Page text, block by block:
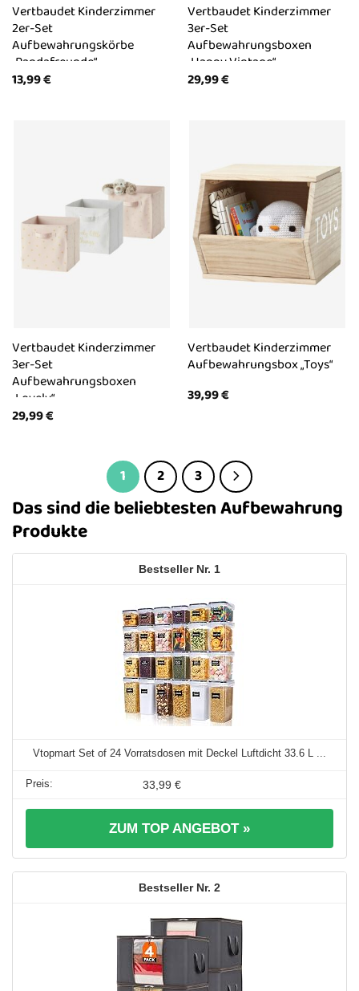
Vertbaudet Kinderzimmer
2er-Set
Aufbewahrungskörbe
„Pandafreunde“
13,99€
Vertbaudet Kinderzimmer
3er-Set
Aufbewahrungsboxen
„Happy Vintage“
29,99€
Vertbaudet Kinderzimmer
3er-Set
Aufbewahrungsboxen
„Lovely“
29,99€
Vertbaudet Kinderzimmer
Aufbewahrungsbox „Toys“
39,99€
1 2 3
Das sind die beliebtesten Aufbewahrung
Produkte
1
Vtopmart Set of 24 Vorratsdosen mit Deckel Luftdicht 33.6 L ...
33,99 €
ZUM TOP ANGEBOT »
2